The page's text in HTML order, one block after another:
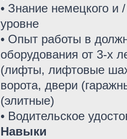
• Знание немецкого и
уровне
• Опыт работы в
оборудования от 3-х
(лифты, лифтовые
ворота, двери
(элитные)
• Водительское
Навыки